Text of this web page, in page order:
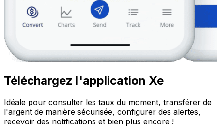
Téléchargez l'application Xe
Idéale pour consulter les taux du moment, transférer de
l'argent de manière sécurisée, configurer des alertes,
recevoir des notifications et bien plus encore !